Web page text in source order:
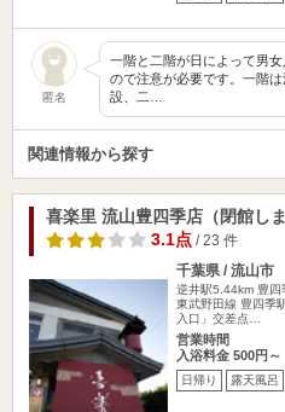
匿名
一階と二階が日によって男
ので注意が必要です。一階
設、二…
関連情報から探す
喜楽里 流山豊四季店（閉館しま
3.1点/ 23 件
千葉県 / 流山市
逆井駅5.44km 豊四
東武野田線 豊四季
入口」交差点…
営業時間
入浴料金 500円～
日帰り 露天風呂